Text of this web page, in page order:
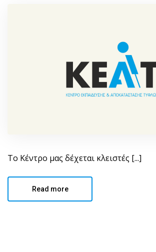
Το Κέντρο μας δέχεται κλειστές [...]
Read more